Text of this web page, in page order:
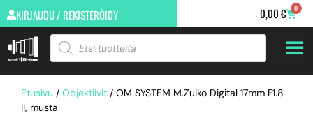
KIRJAUDU / REKISTERÖIDY 0,00€ 0
Etusivu / Objektiivit / OM SYSTEM M.Zuiko Digital 17mm F1.8
II, musta